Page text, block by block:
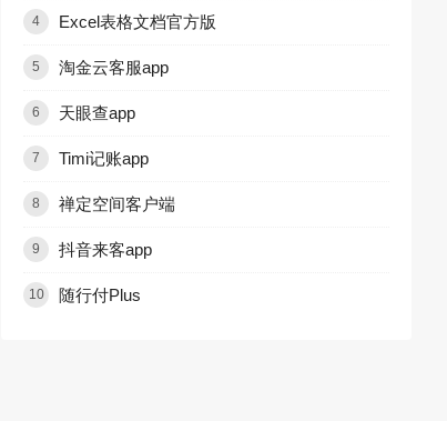
Excel表格文档官方版
4
淘金云客服app
5
天眼查app
6
Timi记账app
7
禅定空间客户端
8
抖音来客app
9
随行付Plus
10